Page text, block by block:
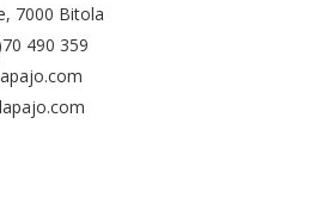
7000 Bitola
490 359